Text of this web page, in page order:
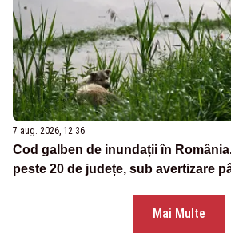
7 aug. 2026, 12:36
Cod galben de inundații în
peste 20 de județe, sub avertizare
Mai Multe